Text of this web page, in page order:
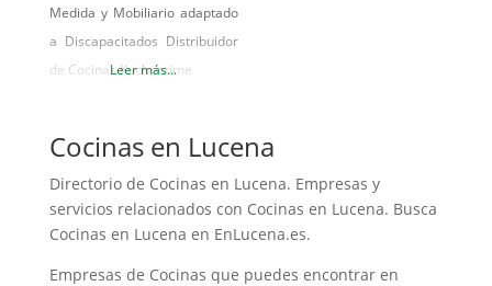
Medida y Mobiliario adaptado
a Discapacitados Distribuidor
de Cocinas Kuchentime
Leer más...
Cocinas en Lucena
Directorio de Cocinas en Lucena. Empresas y
servicios relacionados con Cocinas en Lucena. Busca
Cocinas en Lucena en EnLucena.es.
Empresas de Cocinas que puedes encontrar en